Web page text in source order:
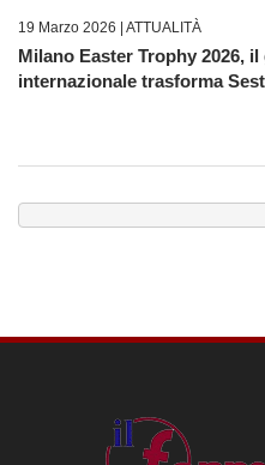
19 Marzo 2026 | ATTUALITÀ
Milano Easter Trophy 2026,
internazionale trasforma